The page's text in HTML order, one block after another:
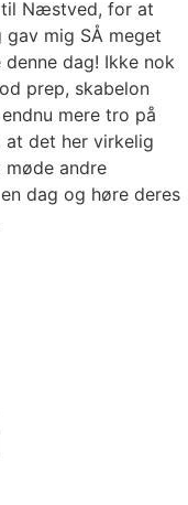
Næstved, for at
gav mig SÅ meget
dag! Ikke nok
prep, skabelon
mere tro på
det her virkelig
andre
dag og høre deres